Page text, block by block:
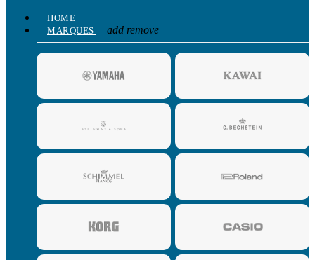
HOME
MARQUES
add remove